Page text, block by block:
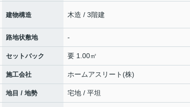
建物構造 木造 / 3階建
路地状敷地 -
セットバック 要 1.00㎡
施工会社 ホームアスリート(株)
地目 / 地勢 宅地 / 平坦